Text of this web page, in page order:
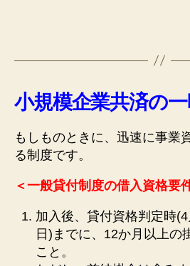
小規模企業共済の
もしものときに、迅速に事業
る制度です。
＜一般貸付制度の借入資格要
加入後、貸付資格判定時
日)までに、12か月以上の
こと。